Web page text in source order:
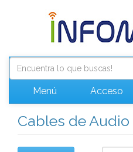
Menú Acceso
Cables de Audio